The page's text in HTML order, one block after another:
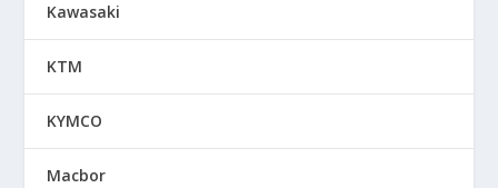
Kawasaki
KTM
KYMCO
Macbor